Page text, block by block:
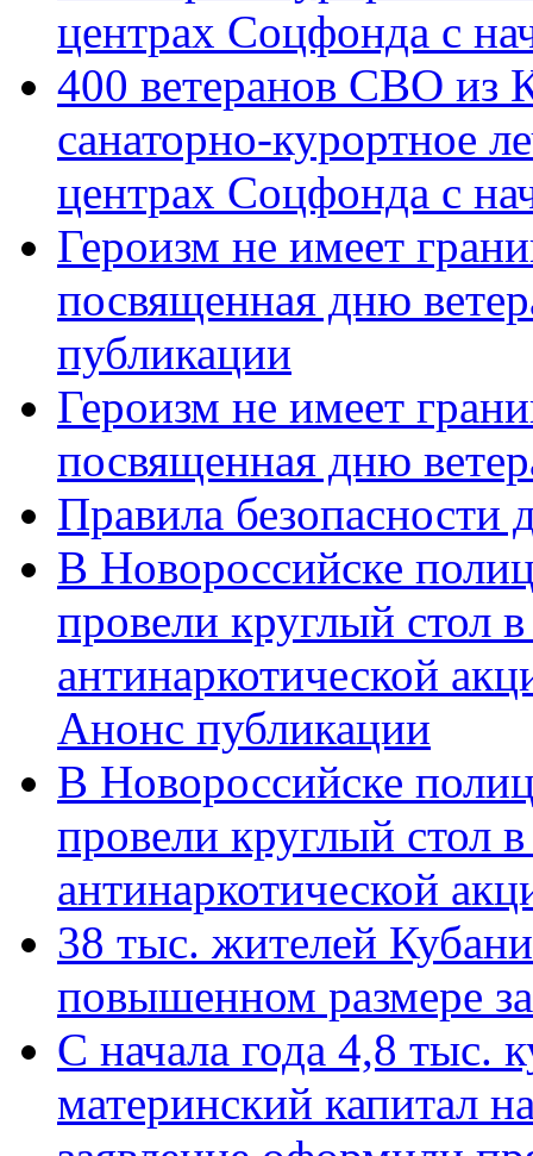
центрах Соцфонда с
400 ветеранов СВО из
санаторно-курортное
центрах Соцфонда с
Героизм не имеет
посвященная дню
публикации
Героизм не имеет
посвященная дню
Правила безопасности
В Новороссийске
провели круглый стол
антинаркотической
Анонс публикации
В Новороссийске
провели круглый стол
антинаркотической
38 тыс. жителей
повышенном размере
С начала года 4,8 тыс.
материнский капитал